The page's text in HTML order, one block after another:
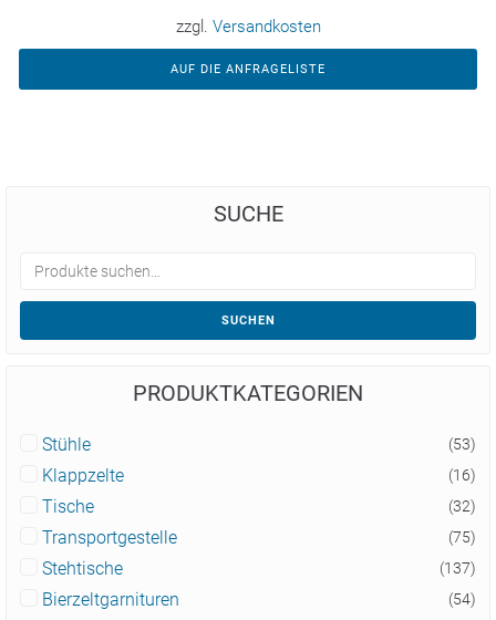
zzgl. Versandkosten
AUF DIE ANFRAGELISTE
SUCHE
SUCHEN
PRODUKTKATEGORIEN
Stühle (53)
Klappzelte (16)
Tische (32)
Transportgestelle (75)
Stehtische (137)
Bierzeltgarnituren (54)